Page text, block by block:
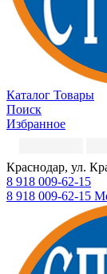
Каталог Товары
Поиск
Избранное
Краснодар, ул.
8 918 009-62-15
8 918 009-62-15